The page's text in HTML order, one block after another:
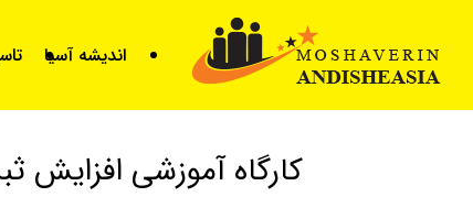
اندیشه آسیا
کارگاه آموزشی افزایش